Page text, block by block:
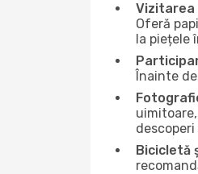
Vizitarea
Oferă
la piețele
Înainte
descoperi
Bicicletă